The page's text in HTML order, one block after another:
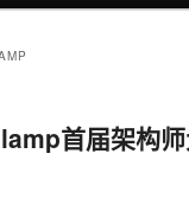
首届架构